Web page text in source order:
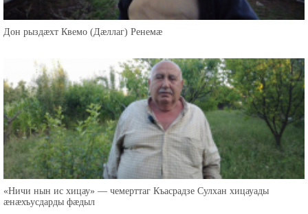
Дон рыздæхт Квемо (Дæллаг) Ренемæ
«Ничи нын ис хицау» — чемерттаг Къасрадзе Сулхан хицауады
æнæхъусдарды фæдыл